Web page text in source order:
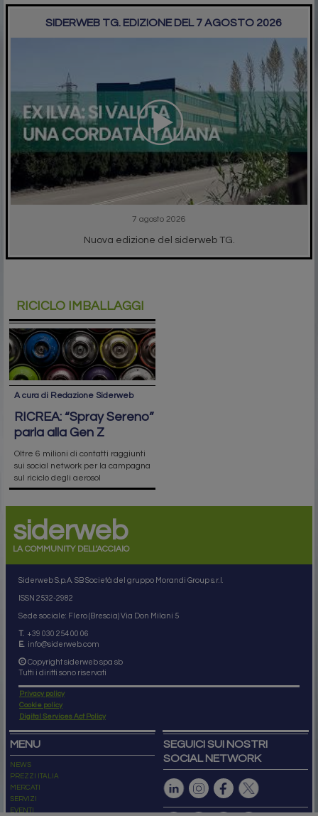
SIDERWEB TG. EDIZIONE DEL 7 AGOSTO 2026
7 agosto 2026
Nuova edizione del siderweb TG.
RICICLO IMBALLAGGI
A cura di Redazione Siderweb
RICREA: “Spray Sereno”
parla alla Gen Z
Oltre 6 milioni di contatti raggiunti
sui social network per la campagna
sul riciclo degli aerosol
siderweb
LA COMMUNITY DELL'ACCIAIO
Siderweb S.p.A. SB Società del gruppo Morandi Group s.r.l.
ISSN 2532-2982
Sede sociale: Flero (Brescia) Via Don Milani 5
T. +39 030 254 00 06
E.
info@siderweb.com
Copyright siderweb spa sb
Tutti i diritti sono riservati
Privacy policy
Cookie policy
Digital Services Act Policy
MENU
NEWS
PREZZI ITALIA
MERCATI
SERVIZI
EVENTI
SEGUICI SUI NOSTRI
SOCIAL NETWORK